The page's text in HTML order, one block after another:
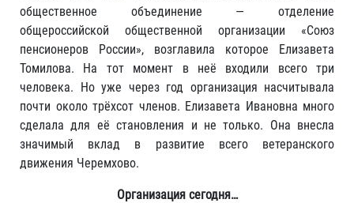
общественное объединение — отделение
общероссийской общественной организации «Союз
пенсионеров России», возглавила которое Елизавета
Томилова. На тот момент в неё входили всего три
человека. Но уже через год организация насчитывала
почти около трёхсот членов. Елизавета Ивановна много
сделала для её становления и не только. Она внесла
значимый вклад в развитие всего ветеранского
движения Черемхово.
Организация сегодня…